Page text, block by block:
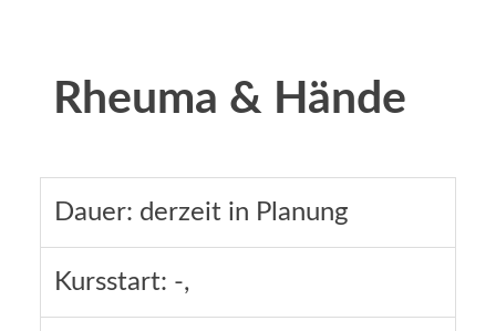
Rheuma & Hände
Dauer: derzeit in Planung
Kursstart: -,